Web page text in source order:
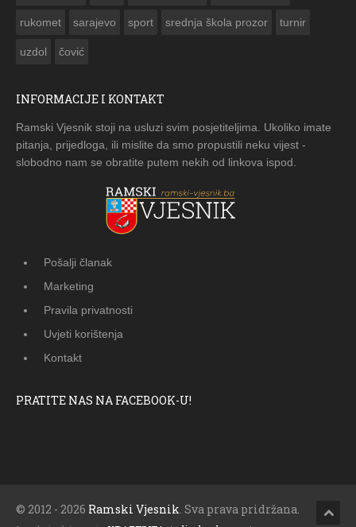
rukomet sarajevo sport srednja škola prozor turnir
uzdol čović
INFORMACIJE I KONTAKT
Ramski Vjesnik stoji na usluzi svim posjetiteljima. Ukoliko imate
pitanja, prijedloga, ili mislite da smo propustili neku vijest -
slobodno nam se obratite putem nekih od linkova ispod.
Pošalji članak
Marketing
Pravila privatnosti
Uvjeti korištenja
Kontakt
PRATITE NAS NA FACEBOOK-U!
© 2012 - 2026 Ramski Vjesnik . Sva prava pridržana.